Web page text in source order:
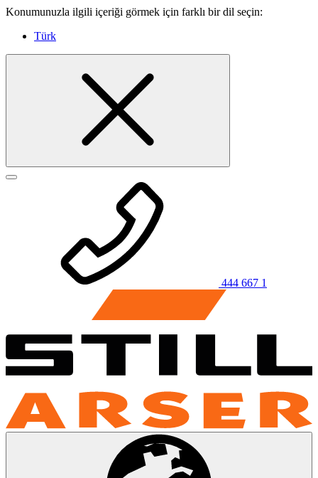
Konumunuzla ilgili içeriği görmek için farklı bir dil seçin:
Türk
444 667 1